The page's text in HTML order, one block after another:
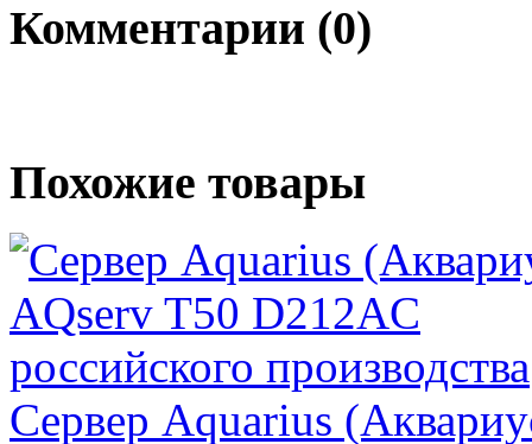
Комментарии (0)
Похожие товары
Сервер Aquarius